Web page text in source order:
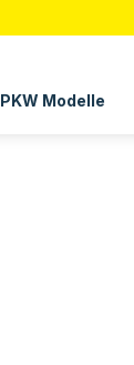
PKW Modelle